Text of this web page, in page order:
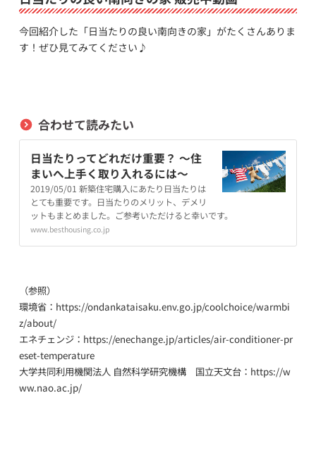
今回紹介した「日当たりの良い南向きの家」がたくさんありま
す！ぜひ見てみてください♪
合わせて読みたい
日当たりってどれだけ重要？ ～住
まいへ上手く取り入れるには～
2019/05/01 新築住宅購入にあたり日当たりは
とても重要です。日当たりのメリット、デメリ
ットもまとめました。ご参考いただけると幸いです。
www.besthousing.co.jp
（参照）
環境省：https://ondankataisaku.env.go.jp/coolchoice/warmbi
z/about/
エネチェンジ：https://enechange.jp/articles/air-conditioner-pr
eset-temperature
大学共同利用機関法人 自然科学研究機構 国立天文台：https://w
ww.nao.ac.jp/